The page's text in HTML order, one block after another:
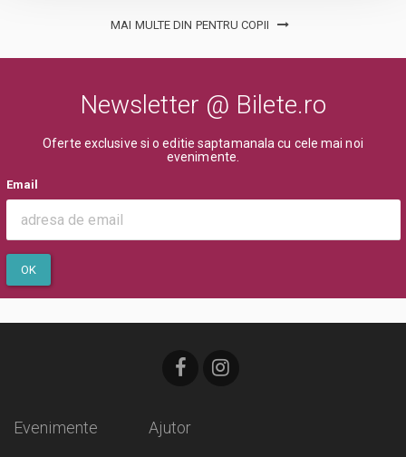
MAI MULTE DIN PENTRU COPII
Newsletter @ Bilete.ro
Oferte exclusive si o editie saptamanala cu cele mai noi
evenimente.
Email
OK
Ajutor
Evenimente